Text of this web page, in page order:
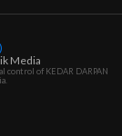
Media
of KEDAR DARPAN